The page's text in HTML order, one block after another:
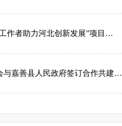
作者助力河北创新发展”项目…
与嘉善县人民政府签订合作共建…